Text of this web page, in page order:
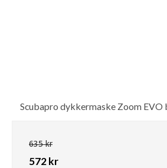
Scubapro dykkermaske Zoom EVO
635 kr
572 kr